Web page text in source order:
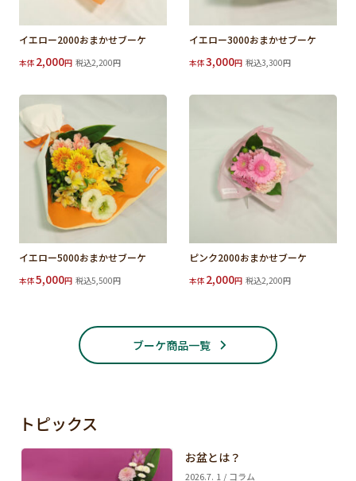
イエロー2000おまかせブーケ
本体 2,000円 税込2,200円
イエロー3000おまかせブーケ
本体3,000円 税込3,300円
イエロー5000おまかせブーケ
本体5,000円 税込5,500円
ピンク2000おまかせブーケ
本体 2,000円 税込2,200円
ブーケ商品一覧
トピックス
お盆とは？
2026.7. 1 / コラム